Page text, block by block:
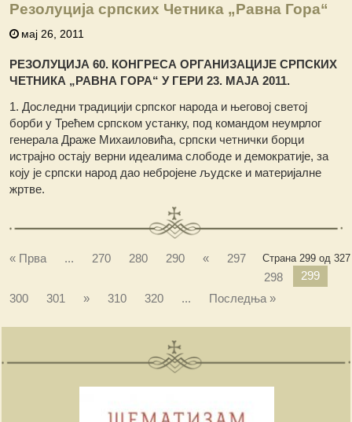
Резолуција српских Четника „Равна Гора“
мај 26, 2011
РЕЗОЛУЦИЈА 60. КОНГРЕСА ОРГАНИЗАЦИЈЕ СРПСКИХ
ЧЕТНИКА „РАВНА ГОРА“ У ГЕРИ 23. МАЈА 2011.
1. Доследни традицији српског народа и његовој светој
борби у Трећем српском устанку, под командом неумрлог
генерала Драже Михаиловића, српски четнички борци
истрајно остају верни идеалима слободе и демократије, за
коју је српски народ дао небројене људске и материјалне
жртве.
Страна 299 од 327
« Прва ... 270 280 290 «
297
298
299
300
301 » 310 320 ... Последња »